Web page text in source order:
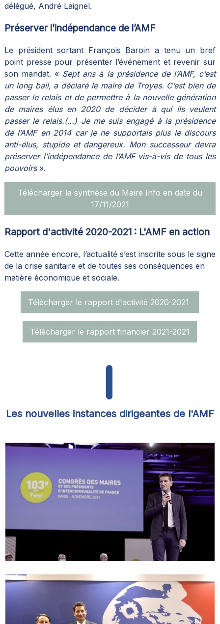
délégué, André Laignel.
Préserver l’indépendance de l’AMF
Le président sortant François Baroin a tenu un bref
point presse pour présenter l’événement et revenir sur
son mandat. « Sept ans à la présidence de l’AMF, c’est
un long bail, a déclaré le maire de Troyes. C’est bien de
passer le relais et de permettre à la nouvelle génération
de maires élus en 2020 de décider à qui ils veulent
passer le relais.(…) Je me suis engagé à la présidence
de l’AMF en 2014 car je ne supportais plus le discours
anti-élus, stupide et dangereux. Mon successeur devra
préserver l’indépendance de l’AMF vis-à-vis de tous les
pouvoirs».
Télécharger la synthèse du Maire Info en date du
17/11/2021
Rapport d'activité 2020-2021 : L'AMF en action
Cette année encore, l’actualité s’est inscrite sous le signe
de la crise sanitaire et de toutes ses conséquences en
matière économique et sociale.
Télécharger le rapport d'activité 2020-2021
Télécharger le rapport financier 2021-2021
Les nouvelles instances dirigeantes de l'AMF